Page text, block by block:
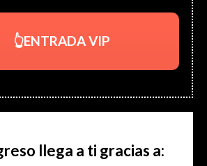
👆ENTRADA VIP
llega a ti gracias a: